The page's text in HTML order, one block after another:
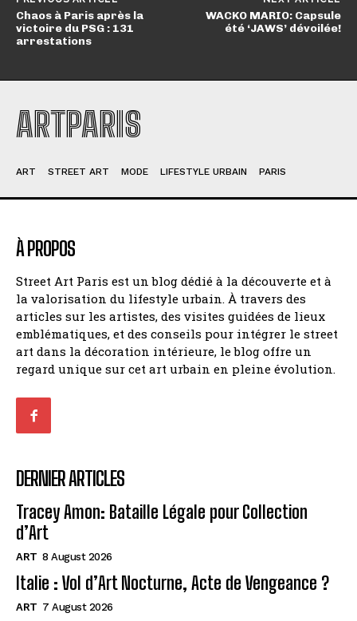
Chaos à Paris après la
victoire du PSG : 131
arrestations
WACKO MARIO: Capsule
été ‘JAWS’ dévoilée!
ARTPARIS
ART STREET ART MODE LIFESTYLE URBAIN PARIS
À PROPOS
Street Art Paris est un blog dédié à la découverte et à
la valorisation du lifestyle urbain. À travers des
articles sur les artistes, des visites guidées de lieux
emblématiques, et des conseils pour intégrer le street
art dans la décoration intérieure, le blog offre un
regard unique sur cet art urbain en pleine évolution.
DERNIER ARTICLES
Tracey Amon: Bataille Légale pour Collection
d’Art
ART 8 August 2026
Italie : Vol d’Art Nocturne, Acte de Vengeance ?
ART 7 August 2026